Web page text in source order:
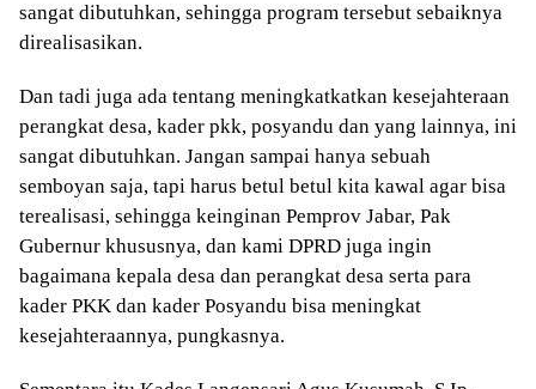
sangat dibutuhkan, sehingga program tersebut sebaiknya
direalisasikan.
Dan tadi juga ada tentang meningkatkatkan kesejahteraan
perangkat desa, kader pkk, posyandu dan yang lainnya, ini
sangat dibutuhkan. Jangan sampai hanya sebuah
semboyan saja, tapi harus betul betul kita kawal agar bisa
terealisasi, sehingga keinginan Pemprov Jabar, Pak
Gubernur khususnya, dan kami DPRD juga ingin
bagaimana kepala desa dan perangkat desa serta para
kader PKK dan kader Posyandu bisa meningkat
kesejahteraannya, pungkasnya.